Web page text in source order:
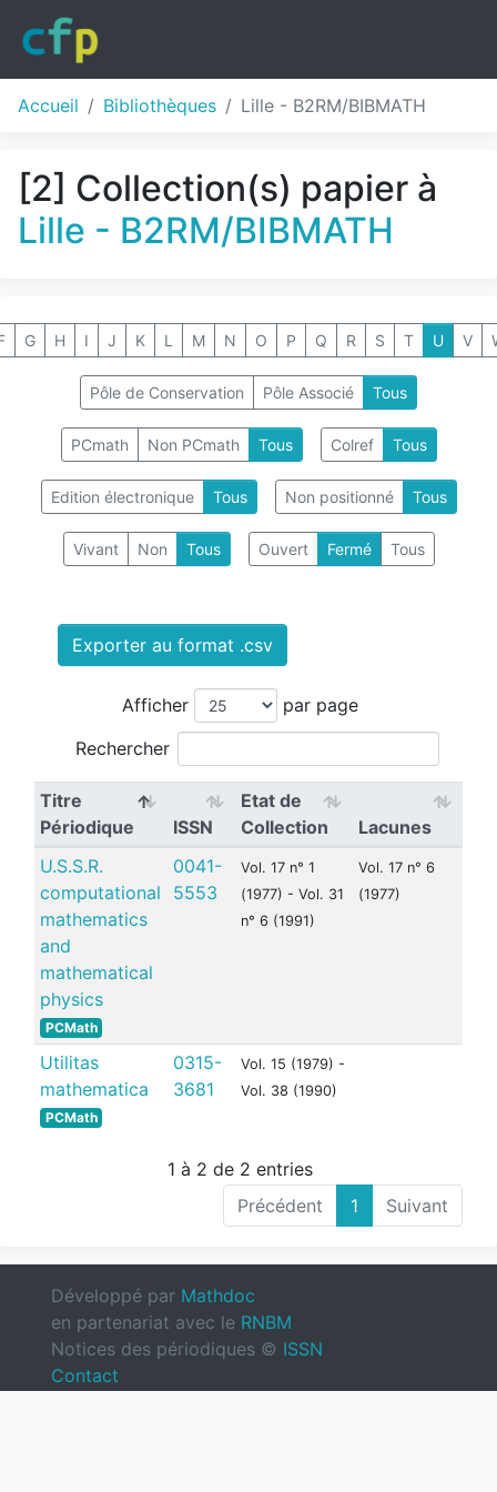
Accueil Bibliothèques Lille - B2RM/BIBMATH
[2] Collection(s) papier à
Lille - B2RM/BIBMATH
G H I J K L M N O P Q R S T U V
Pôle de Conservation Pôle Associé Tous
PCmath Non PCmath Tous Colref Tous
Edition électronique Tous Non positionné Tous
Vivant Non Tous Ouvert Fermé Tous
Exporter au format .csv
Afficher
par page
Rechercher
Titre
Périodique
ISSN
Etat de
Collection
Lacunes
U.S.S.R.
computational
mathematics
and
mathematical
physics
PCMath
0041-
5553
Vol. 17 n° 1
(1977) - Vol. 31
n° 6 (1991)
Vol. 17 n° 6
(1977)
Utilitas
mathematica
PCMath
0315-
3681
Vol. 15 (1979) -
Vol. 38 (1990)
1 à 2 de 2 entries
Précédent
1 Suivant
Développé par Mathdoc
en partenariat avec le RNBM
Notices des périodiques © ISSN
Contact